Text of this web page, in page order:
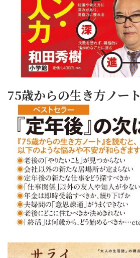
75歳からの生き方ノート